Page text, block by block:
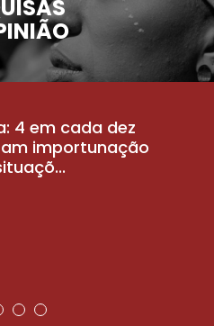
4 em cada dez
importunação